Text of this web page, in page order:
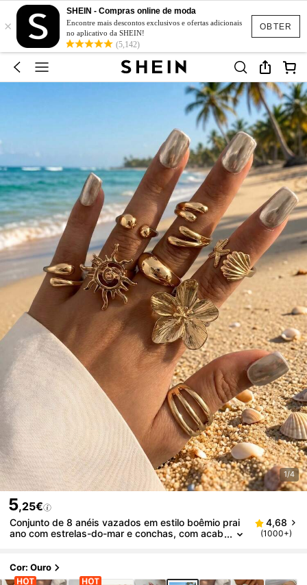
OBTER
×
SHEIN - Compras online de moda
Encontre mais descontos exclusivos e ofertas adicionais
no aplicativo da SHEIN!
(5,142)
1/4
5,25€
Conjunto de 8 anéis vazados em estilo boêmio prai
ano com estrelas-do-mar e conchas, com acab
4,68
(1000+)
Cor: Ouro